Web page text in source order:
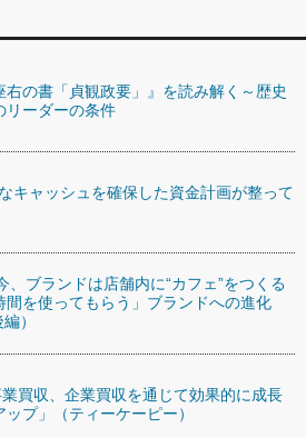
右の書「貞観政要」』を読み解く～歴史
リーダーの条件
キャッシュを確保した資金計画が整って
ブランドは店舗内に“カフェ”をつくる
間を使ってもらう」ブランドへの進化
）
買収、企業買収を通じて効果的に成長
プ」（ティーケーピー）